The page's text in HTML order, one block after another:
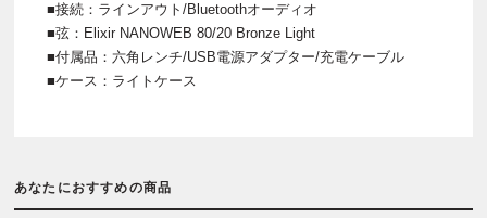
■接続：ラインアウト/Bluetoothオーディオ
■弦：Elixir NANOWEB 80/20 Bronze Light
■付属品：六角レンチ/USB電源アダプター/充電ケーブル
■ケース：ライトケース
あなたにおすすめの商品